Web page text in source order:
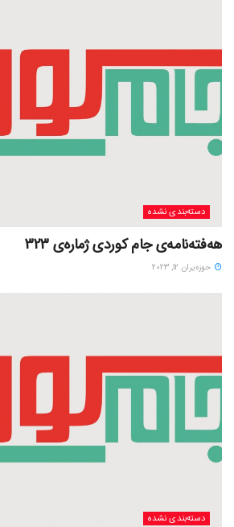
دسته‌بندی نشده
هەفتەنامەی جام کوردی ژمارەی 323
حوزه‌یران 12, 2023
دسته‌بندی نشده